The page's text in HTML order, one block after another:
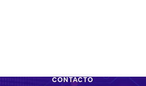
CONTACTO